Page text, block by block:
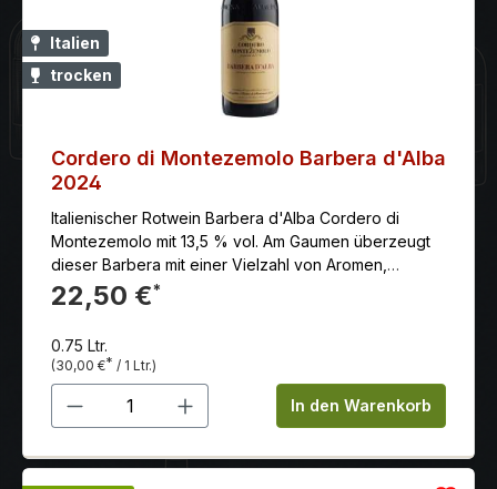
Italien
trocken
Cordero di Montezemolo Barbera d'Alba
2024
Italienischer Rotwein Barbera d'Alba Cordero di
Montezemolo mit 13,5 % vol. Am Gaumen überzeugt
dieser Barbera mit einer Vielzahl von Aromen,
eingebunden in warme, weiche Tannine.
22,50 €*
0.75 Ltr.
(30,00 €* / 1 Ltr.)
Produkt Anzahl: Gib denIn den Warenkorb